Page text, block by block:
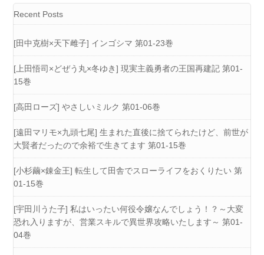
Recent Posts
[田中克樹×天下雌子] インゴシマ 第01-23巻
[上田悟司×どぜう丸×冬ゆき] 現実主義勇者の王国再建記 第01-
15巻
[高田ローズ] やさしいミルク 第01-06巻
[遠田マリモ×九頭七尾] 生まれた直後に捨てられたけど、前世が
大賢者だったので余裕で生きてます 第01-15巻
[小杉繭×錬金王] 転生して田舎でスローライフをおくりたい 第
01-15巻
[宇田川うた子] 私はいったい何役令嬢なんでしょう！？～大変
恐れ入りますが、営業スキルで異世界攻略いたします～ 第01-
04巻